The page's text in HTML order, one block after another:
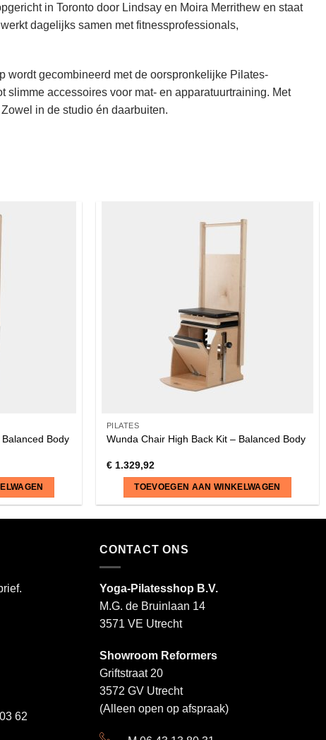
in Toronto door Lindsay en Moira Merrithew en staat
dagelijks samen met fitnessprofessionals,
wordt gecombineerd met de oorspronkelijke Pilates-
slimme accessoires voor mat- en apparatuurtraining. Met
in de studio én daarbuiten.
Body
PILATES
Wunda Chair High Back Kit – Balanced Body
€1.329,92
TOEVOEGEN AAN WINKELWAGEN
62
CONTACT ONS
Yoga-Pilatesshop B.V.
M.G. de Bruinlaan 14
3571 VE Utrecht
Showroom Reformers
Griftstraat 20
3572 GV Utrecht
(Alleen open op afspraak)